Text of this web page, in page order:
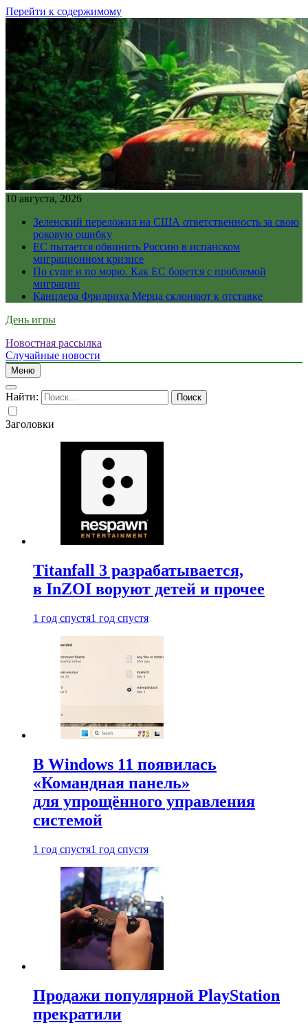
Перейти к содержимому
10 августа, 2026
Зеленский переложил на США ответственность за свою
роковую ошибку
ЕС пытается обвинить Россию в испанском
миграционном кризисе
По суше и по морю. Как ЕС борется с проблемой
миграции
Канцлера Фридриха Мерца склоняют к отставке
День игры
Новостная рассылка
Случайные новости
Меню
Найти:
Заголовки
Titanfall 3 разрабатывается,
в InZOI воруют детей и прочее
1 год спустя1 год спустя
В Windows 11 появилась
«Командная панель»
для упрощённого управления
системой
1 год спустя1 год спустя
Продажи популярной PlayStation
прекратили